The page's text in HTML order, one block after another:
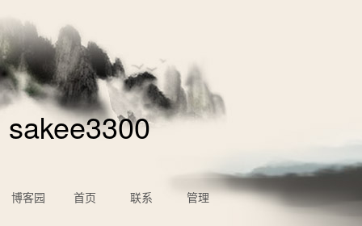
sakee3300
博客园 首页 联系 管理